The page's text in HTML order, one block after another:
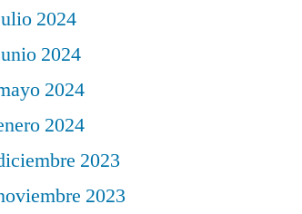
2024
2024
2024
2024
2023
2023